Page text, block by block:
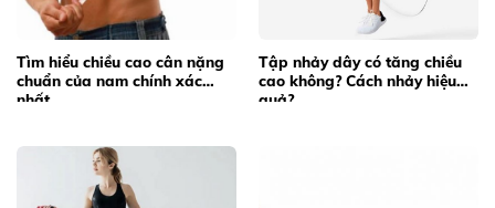
Tìm hiểu chiều cao cân nặng
chuẩn của nam chính xác
nhất
Tập nhảy dây có tăng chiều
cao không? Cách nhảy hiệu
quả?